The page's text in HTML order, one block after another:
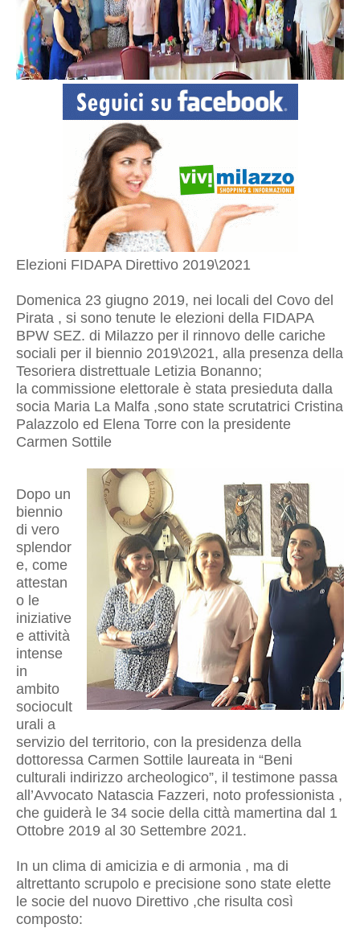
Elezioni FIDAPA Direttivo 2019\2021
Domenica 23 giugno 2019, nei locali del Covo del
Pirata , si sono tenute le elezioni della FIDAPA
BPW SEZ. di Milazzo per il rinnovo delle cariche
sociali per il biennio 2019\2021, alla presenza della
Tesoriera distrettuale Letizia Bonanno;
la commissione elettorale è stata presieduta dalla
socia Maria La Malfa ,sono state scrutatrici Cristina
Palazzolo ed Elena Torre con la presidente
Carmen Sottile
Dopo un
biennio
di vero
splendor
e, come
attestan
o le
iniziative
e attività
intense
in
ambito
sociocult
urali a
servizio del territorio, con la presidenza della
dottoressa Carmen Sottile laureata in “Beni
culturali indirizzo archeologico”, il testimone passa
all’Avvocato Natascia Fazzeri, noto professionista ,
che guiderà le 34 socie della città mamertina dal 1
Ottobre 2019 al 30 Settembre 2021.
In un clima di amicizia e di armonia , ma di
altrettanto scrupolo e precisione sono state elette
le socie del nuovo Direttivo ,che risulta così
composto: